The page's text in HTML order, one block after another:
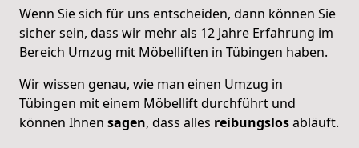
Wenn Sie sich für uns entscheiden, dann können Sie
sicher sein, dass wir mehr als 12 Jahre Erfahrung im
Bereich Umzug mit Möbelliften in Tübingen haben.
Wir wissen genau, wie man einen Umzug in
Tübingen mit einem Möbellift durchführt und
können Ihnen sagen, dass alles reibungslosabläuft.